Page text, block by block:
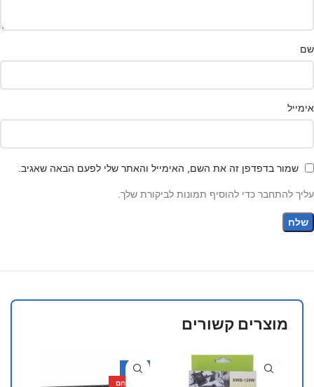
שם
אימייל
שמור בדפדפן זה את השם, האימייל והאתר שלי לפעם הבאה שאגיב.
עליך להתחבר כדי להוסיף תמונות לביקורת שלך.
מוצרים קשורים
-65%
מוצר חם